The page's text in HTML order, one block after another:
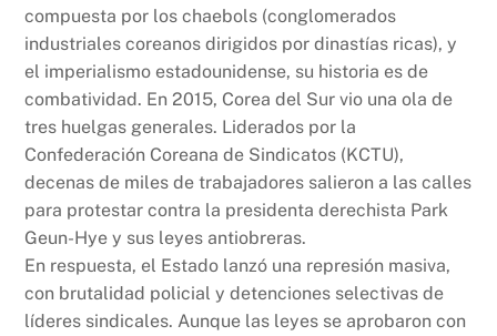
compuesta por los chaebols (conglomerados
industriales coreanos dirigidos por dinastías ricas), y
el imperialismo estadounidense, su historia es de
combatividad. En 2015, Corea del Sur vio una ola de
tres huelgas generales. Liderados por la
Confederación Coreana de Sindicatos (KCTU),
decenas de miles de trabajadores salieron a las calles
para protestar contra la presidenta derechista Park
Geun-Hye y sus leyes antiobreras.
En respuesta, el Estado lanzó una represión masiva,
con brutalidad policial y detenciones selectivas de
líderes sindicales. Aunque las leyes se aprobaron con